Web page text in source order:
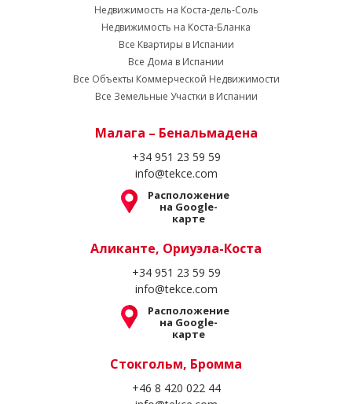
Недвижимость на Коста-дель-Соль
Недвижимость на Коста-Бланка
Все Квартиры в Испании
Все Дома в Испании
Все Объекты Коммерческой Недвижимости
Все Земельные Участки в Испании
Малага – Бенальмадена
+34 951 23 59 59
info@tekce.com
Расположение
на Google-
карте
Аликанте, Ориуэла-Коста
+34 951 23 59 59
info@tekce.com
Расположение
на Google-
карте
Стокгольм, Бромма
+46 8 420 022 44